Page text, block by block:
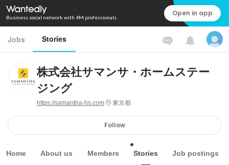
Business social network with 4M professionals Open in app
Jobs Stories
株式会社サマンサ・ホームステー
ジング
https://samantha-hs.com 東京都
Follow
Home About us Members Stories Job postings